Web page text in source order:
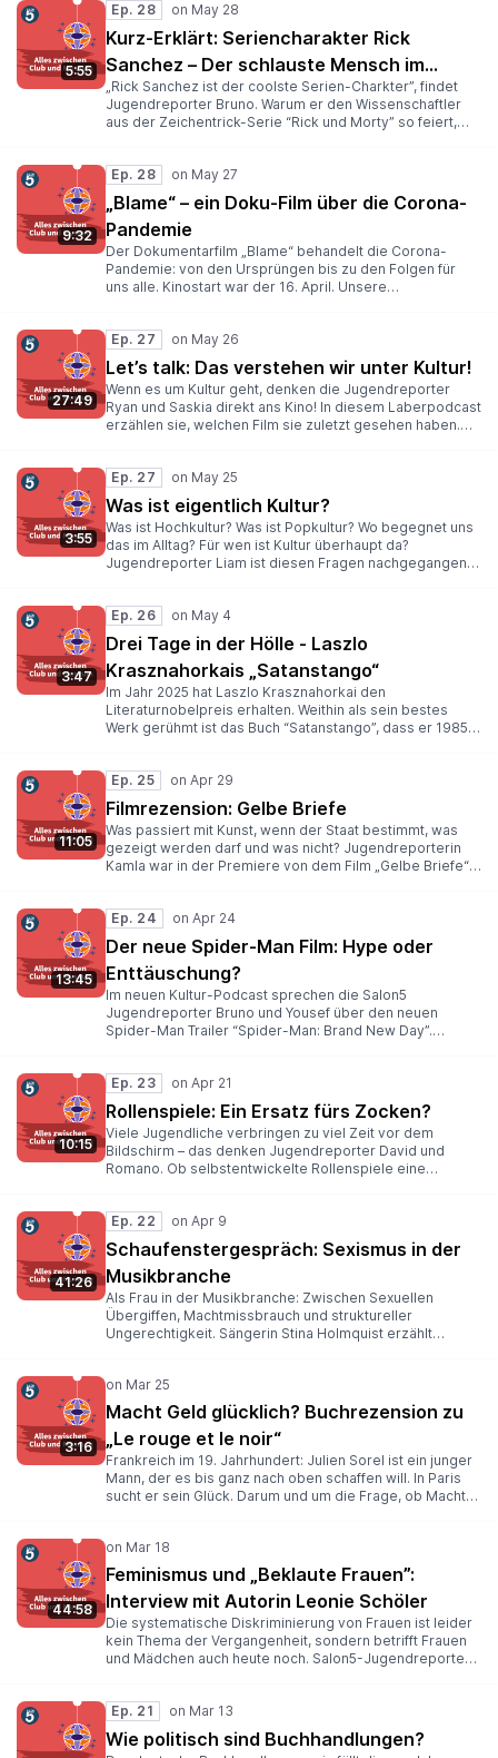
Abenteuer. Warum Yousef die Serie und vor allem den
Hauptcharakter Son Goku feiert, hört ihr im Podcast!
5:55
Ep. 28
Kurz-Erklärt: Seriencharakter Rick
Sanchez – Der schlauste Mensch im
Universum
„Rick Sanchez ist der coolste Serien-Charkter”, findet
Jugendreporter Bruno. Warum er den Wissenschaftler
aus der Zeichentrick-Serie “Rick und Morty” so feiert,
9:32
Ep. 28
„Blame“ – ein Doku-Film über die Corona-
Pandemie
Der Dokumentarfilm „Blame“ behandelt die Corona-
Pandemie: von den Ursprüngen bis zu den Folgen für
uns alle. Kinostart war der 16. April. Unsere
27:49
Ep. 27
Let’s talk: Das verstehen wir unter Kultur!
Wenn es um Kultur geht, denken die Jugendreporter
Ryan und Saskia direkt ans Kino! In diesem Laberpodcast
erzählen sie, welchen Film sie zuletzt gesehen haben.
Was das mit der diesjährigen ESC-Kandidatin zu tun hat,
erfahrt ihr in der neuesten Folge!
3:55
Ep. 27
Was ist eigentlich Kultur?
Was ist Hochkultur? Was ist Popkultur? Wo begegnet uns
das im Alltag? Für wen ist Kultur überhaupt da?
Jugendreporter Liam ist diesen Fragen nachgegangen
3:47
Ep. 26
Drei Tage in der Hölle - Laszlo
Krasznahorkais „Satanstango“
Im Jahr 2025 hat Laszlo Krasznahorkai den
Literaturnobelpreis erhalten. Weithin als sein bestes
Werk gerühmt ist das Buch “Satanstango”, dass er 1985
unverdient tragen würde. Mit ihm und den tragischen und
herzzerreißenden Dingen, die sich dort abspielen, hat
sich Jonah in seinem Podcast beschäftigt.
11:05
Ep. 25
Filmrezension: Gelbe Briefe
Was passiert mit Kunst, wenn der Staat bestimmt, was
gezeigt werden darf und was nicht? Jugendreporterin
Kamla war in der Premiere von dem Film „Gelbe Briefe“
gelernt hat. Hört auf jeden Fall rein.
13:45
Ep. 24
Der neue Spider-Man Film: Hype oder
Enttäuschung?
Im neuen Kultur-Podcast sprechen die Salon5
Jugendreporter Bruno und Yousef über den neuen
Spider-Man Trailer “Spider-Man: Brand New Day”.
10:15
Ep. 23
Rollenspiele: Ein Ersatz fürs Zocken?
Viele Jugendliche verbringen zu viel Zeit vor dem
Bildschirm – das denken Jugendreporter David und
Romano. Ob selbstentwickelte Rollenspiele eine
41:26
Ep. 22
Schaufenstergespräch: Sexismus in der
Musikbranche
Als Frau in der Musikbranche: Zwischen Sexuellen
Übergiffen, Machtmissbrauch und struktureller
Ungerechtigkeit. Sängerin Stina Holmquist erzählt
Schaufenstergespräch am 27. März 2026.
3:16
Macht Geld glücklich? Buchrezension zu
„Le rouge et le noir“
Frankreich im 19. Jahrhundert: Julien Sorel ist ein junger
Mann, der es bis ganz nach oben schaffen will. In Paris
sucht er sein Glück. Darum und um die Frage, ob Macht
und Schwarz”. Das stellt euch Jugendreporter Jonah in
seinem Podcast vor.
44:58
Feminismus und „Beklaute Frauen”:
Interview mit Autorin Leonie Schöler
Die systematische Diskriminierung von Frauen ist leider
kein Thema der Vergangenheit, sondern betrifft Frauen
und Mädchen auch heute noch. Salon5-Jugendreporterin
Erfahrungen und aktuelle Perspektiven.
Ep. 21
Wie politisch sind Buchhandlungen?